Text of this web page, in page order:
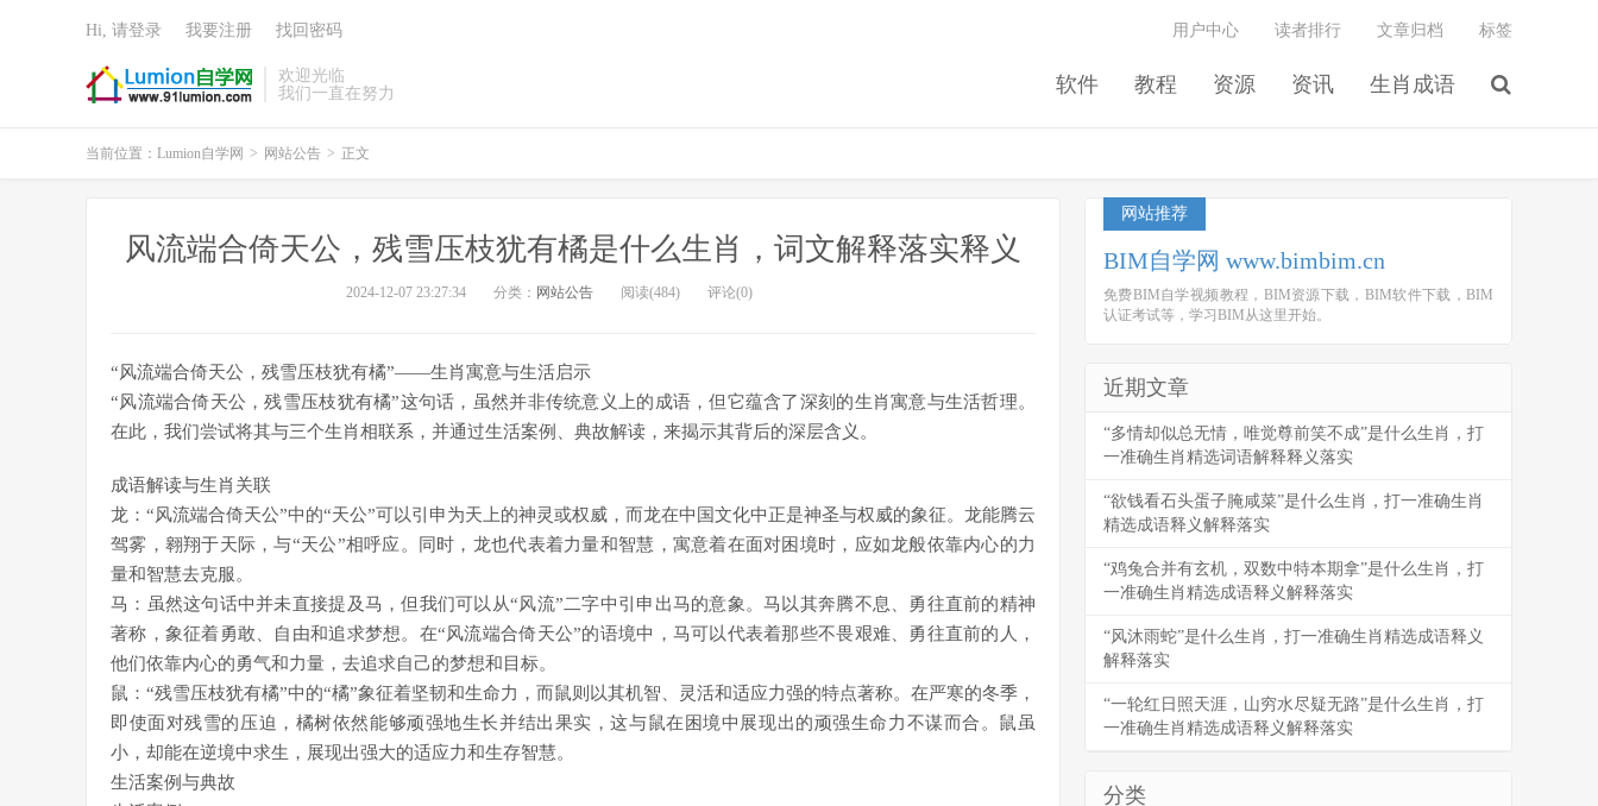
欢迎光临
我们一直在努力
软件 教程 资源 资讯 生肖成语
用户中心 读者排行 文章归档 标签
Hi, 请登录 我要注册 找回密码
当前位置： Lumion自学网 > 网站公告 > 正文
风流端合倚天公，残雪压枝犹有橘是什么生肖，词文解释落实释义
2024-12-07 23:27:34 分类： 网站公告 阅读(484) 评论(0)
“风流端合倚天公，残雪压枝犹有橘”——生肖寓意与生活启示
“风流端合倚天公，残雪压枝犹有橘”这句话，虽然并非传统意义上的成语，但它蕴含了深刻的生肖寓意与生活哲理。
在此，我们尝试将其与三个生肖相联系，并通过生活案例、典故解读，来揭示其背后的深层含义。
成语解读与生肖关联
龙：“风流端合倚天公”中的“天公”可以引申为天上的神灵或权威，而龙在中国文化中正是神圣与权威的象征。龙能腾云
驾雾，翱翔于天际，与“天公”相呼应。同时，龙也代表着力量和智慧，寓意着在面对困境时，应如龙般依靠内心的力
量和智慧去克服。
马：虽然这句话中并未直接提及马，但我们可以从“风流”二字中引申出马的意象。马以其奔腾不息、勇往直前的精神
著称，象征着勇敢、自由和追求梦想。在“风流端合倚天公”的语境中，马可以代表着那些不畏艰难、勇往直前的人，
他们依靠内心的勇气和力量，去追求自己的梦想和目标。
鼠：“残雪压枝犹有橘”中的“橘”象征着坚韧和生命力，而鼠则以其机智、灵活和适应力强的特点著称。在严寒的冬季，
即使面对残雪的压迫，橘树依然能够顽强地生长并结出果实，这与鼠在困境中展现出的顽强生命力不谋而合。鼠虽
小，却能在逆境中求生，展现出强大的适应力和生存智慧。
生活案例与典故
网站推荐
BIM自学网 www.bimbim.cn
免费BIM自学视频教程，BIM资源下载，BIM软件下载，BIM
认证考试等，学习BIM从这里开始。
近期文章
“多情却似总无情，唯觉尊前笑不成”是什么生肖，打
一准确生肖精选词语解释释义落实
“欲钱看石头蛋子腌咸菜”是什么生肖，打一准确生肖
精选成语释义解释落实
“鸡兔合并有玄机，双数中特本期拿”是什么生肖，打
一准确生肖精选成语释义解释落实
“风沐雨蛇”是什么生肖，打一准确生肖精选成语释义
解释落实
“一轮红日照天涯，山穷水尽疑无路”是什么生肖，打
一准确生肖精选成语释义解释落实
分类